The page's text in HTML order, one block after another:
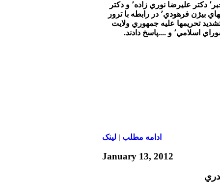
در برنامه امشب تفسير خبر٬ دكتر عليرضا نوري زاده٬ و دكتر
محسن سازگارا به پرسشهاي بيژن فرهودي٬ در رابطه با ترور
احمدي روشن٬‌ تشديد تحريمها عليه جمهوري ولايت
فقيه٬ وانتخابات مجلس شوراي اسلامي٬ و ....پاسخ دادند.
ادامه مطلب | لينک
January 13, 2012